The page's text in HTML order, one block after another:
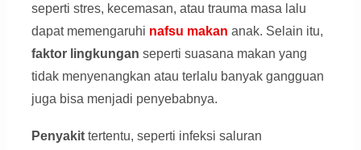
seperti stres, kecemasan, atau trauma masa lalu
dapat memengaruhi nafsu makan anak. Selain itu,
faktor lingkungan seperti suasana makan yang
tidak menyenangkan atau terlalu banyak gangguan
juga bisa menjadi penyebabnya.
Penyakittertentu, seperti infeksi saluran